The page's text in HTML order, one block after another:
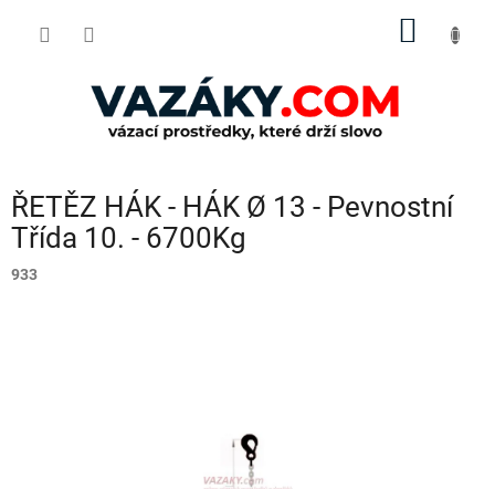
ŘETĚZ HÁK - HÁK Ø 13 - Pevnostní
Třída 10. - 6700Kg
933